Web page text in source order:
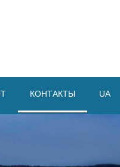
КОНТАКТЫ UA